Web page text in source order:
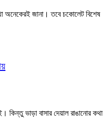
অনেকেরই জানা। তবে চকোলেট বিশেষ
কিন্তু ভাড়া বাসার দেয়াল রাঙানোর কথা